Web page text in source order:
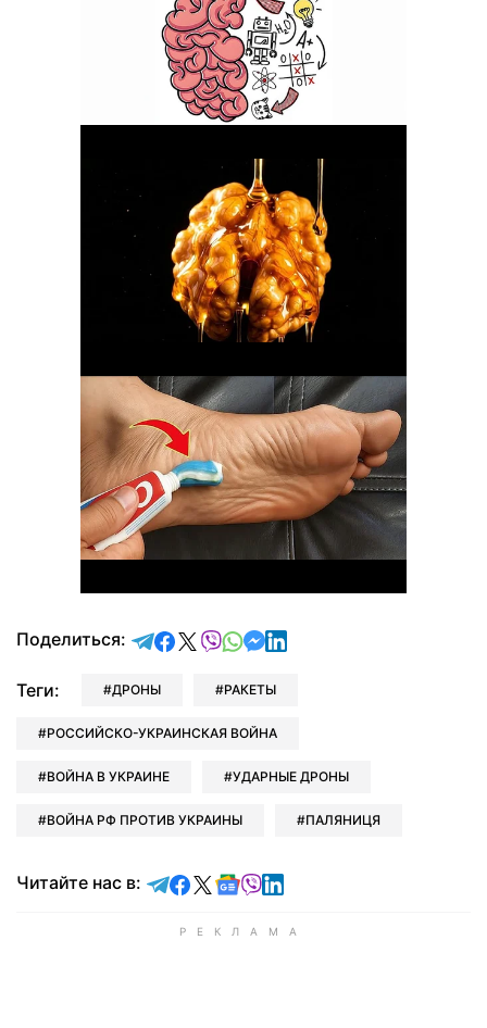
Поделиться: отправить в Telegram
поделиться в Facebook
поделиться в X
отправить в Viber
отправить в Whatsapp
отправить в Messenger
отправить в LinkedIn
Теги: ДРОНЫ РАКЕТЫ
РОССИЙСКО-УКРАИНСКАЯ ВОЙНА
ВОЙНА В УКРАИНЕ УДАРНЫЕ ДРОНЫ
ВОЙНА РФ ПРОТИВ УКРАИНЫ ПАЛЯНИЦЯ
Читайте нас в: Читайте в Telegram
Читайте в Facebook
Читайте в X
Читайте в Google news
Читайте в Viber
Читайте в LinkedIn